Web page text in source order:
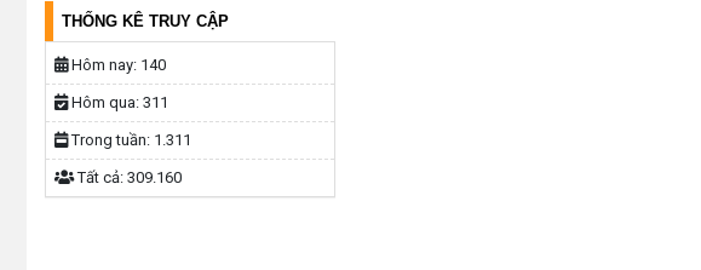
THỐNG KÊ TRUY CẬP
Hôm nay: 140
Hôm qua: 311
Trong tuần: 1.311
Tất cả: 309.160